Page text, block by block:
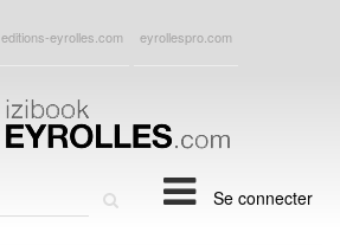
editions-eyrolles.com eyrollespro.com
Se connecter